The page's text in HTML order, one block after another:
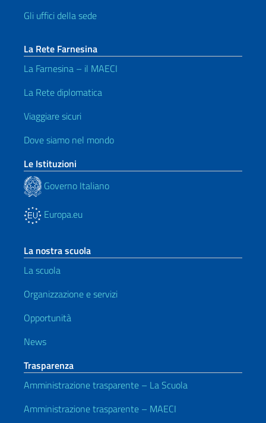
Gli uffici della sede
La Rete Farnesina
La Farnesina – il MAECI
La Rete diplomatica
Viaggiare sicuri
Dove siamo nel mondo
Le Istituzioni
Governo Italiano
Europa.eu
La nostra scuola
La scuola
Organizzazione e servizi
Opportunità
News
Trasparenza
Amministrazione trasparente – La Scuola
Amministrazione trasparente – MAECI